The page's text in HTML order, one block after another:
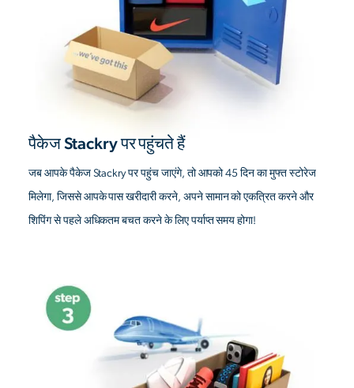
पैकेज Stackry पर पहुंचते हैं
जब आपके पैकेज Stackry पर पहुंच जाएंगे, तो आपको 45 दिन का मुफ्त स्टोरेज
मिलेगा, जिससे आपके पास खरीदारी करने, अपने सामान को एकत्रित करने और
शिपिंग से पहले अधिकतम बचत करने के लिए पर्याप्त समय होगा!